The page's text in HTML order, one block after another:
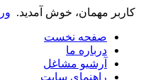
کاربر مهمان، خوش آمدید.
صفحه نخست
درباره ما
آرشیو مشاغل
راهنمای سایت